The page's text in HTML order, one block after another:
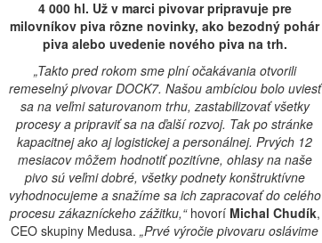
4 000 hl. Už v marci pivovar pripravuje pre
milovníkov piva rôzne novinky, ako bezodný pohár
piva alebo uvedenie nového piva na trh.
„Takto pred rokom sme plní očakávania otvorili
remeselný pivovar DOCK7. Našou ambíciou bolo uviesť
sa na veľmi saturovanom trhu, zastabilizovať všetky
procesy a pripraviť sa na ďalší rozvoj. Tak po stránke
kapacitnej ako aj logistickej a personálnej. Prvých 12
mesiacov môžem hodnotiť pozitívne, ohlasy na naše
pivo sú veľmi dobré, všetky podnety konštruktívne
vyhodnocujeme a snažíme sa ich zapracovať do celého
procesu zákazníckeho zážitku,“hovorí Michal Chudík,
CEO skupiny Medusa. „Prvé výročie pivovaru oslávime